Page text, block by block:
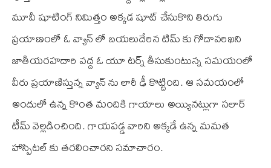
మూవీ షూటింగ్ నిమిత్తం అక్కడ షూట్ చేసుకొని తిరుగు
ప్రయాణంలో ఓ వ్యాన్ లో బయలుదేరిన టిమ్ కు గోదావరిఖని
జాతీయరహదారి వద్ద ఓ యూ టర్న్ తీసుకుంటున్న సమయంలో
వీరు ప్రయాణిస్తున్న వ్యాన్ ను లారీ ఢీ కొట్టింది. ఆ సమయంలో
అందులో ఉన్న కొంత మందికి గాయాలు అయ్యినట్లుగా సలార్
టీమ్ వెల్లడించింది. గాయపడ్డ వారిని అక్కడే ఉన్న మమత
హాస్పిటల్ కు తరలించారని సమాచారం.